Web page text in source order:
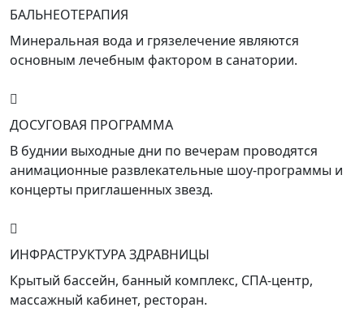
БАЛЬНЕОТЕРАПИЯ
Минеральная вода и грязелечение являются
основным лечебным фактором в санатории.
ДОСУГОВАЯ ПРОГРАММА
В буднии выходные дни по вечерам проводятся
анимационные развлекательные шоу-программы и
концерты приглашенных звезд.
ИНФРАСТРУКТУРА ЗДРАВНИЦЫ
Крытый бассейн, банный комплекс, СПА-центр,
массажный кабинет, ресторан.